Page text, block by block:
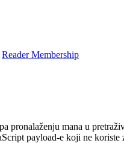
Reader Membership
pronalaženju mana u
payload-e koji ne koriste